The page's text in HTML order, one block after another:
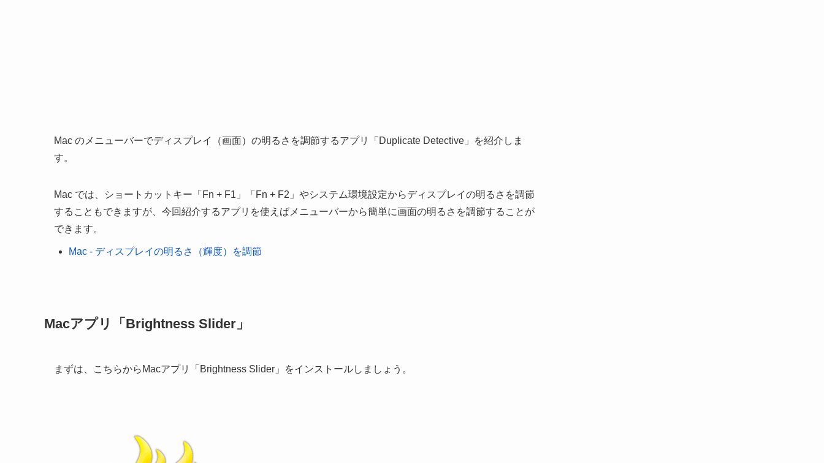
Mac のメニューバーでディスプレイ（画面）の明るさを調節するアプリ「Duplicate Detective」を紹介しま
す。
Mac では、ショートカットキー「Fn + F1」「Fn + F2」やシステム環境設定からディスプレイの明るさを調節
することもできますが、今回紹介するアプリを使えばメニューバーから簡単に画面の明るさを調節することが
できます。
Mac - ディスプレイの明るさ（輝度）を調節
Macアプリ「Brightness Slider」
まずは、こちらからMacアプリ「Brightness Slider」をインストールしましょう。